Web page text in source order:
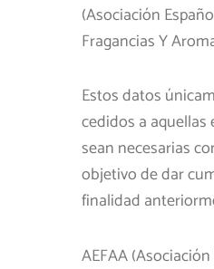
(Asociación
Fragancias Y
Estos datos
cedidos a
sean necesarias
objetivo de dar
finalidad
AEFAA